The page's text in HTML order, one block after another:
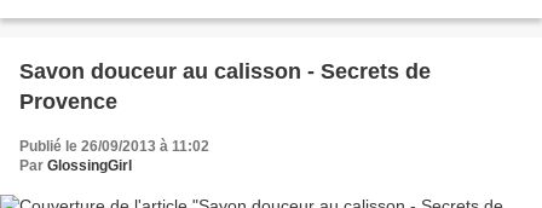
Savon douceur au calisson - Secrets de
Provence
Publié le 26/09/2013 à 11:02
Par GlossingGirl